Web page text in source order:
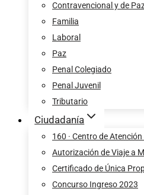
Contravencional y de
Familia
Laboral
Paz
Penal Colegiado
Penal Juvenil
Tributario
Ciudadanía
160 · Centro de Atención
Autorización de Viaje a
Certificado de Única
Concurso Ingreso 2023